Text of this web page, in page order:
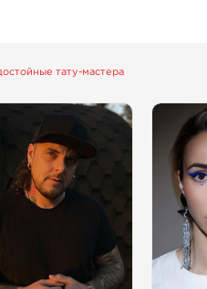
тату-мастера